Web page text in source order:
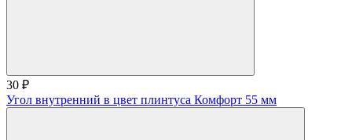
30 ₽
Угол внутренний в цвет плинтуса Комфорт 55 мм